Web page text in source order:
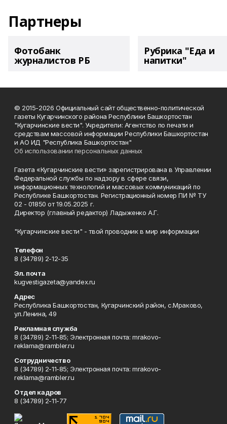
Партнеры
Фотобанк
журналистов РБ
Рубрика "Еда и
напитки"
© 2015-2026 Официальный сайт общественно-политической
газеты Кугарчинского района Республики Башкортостан
"Кугарчинские вести". Учредители: Агентство по печати и
средствам массовой информации Республики Башкортостан
и АО ИД "Республика Башкортостан"
Об использовании персональных данных
Газета «Кугарчинские вести» зарегистрирована в Управлении
Федеральной службы по надзору в сфере связи,
информационных технологий и массовых коммуникаций по
Республике Башкортостан. Регистрационный номер ПИ № ТУ
02 - 01850 от 19.05.2025 г.
Директор (главный редактор) Ладыженко А.Г.
"Кугарчинские вести" - твой проводник в мир информации
Телефон
8 (34789) 2-12-35
Эл. почта
kugvestigazeta@yandex.ru
Адрес
Республика Башкортостан, Кугарчинский район, с.Мраково,
ул.Ленина, 49
Рекламная служба
8 (34789) 2-11-85; Электронная почта: mrakovo-
reklama@rambler.ru
Сотрудничество
8 (34789) 2-11-85; Электронная почта: mrakovo-
reklama@rambler.ru
Отдел кадров
8 (34789) 2-11-77